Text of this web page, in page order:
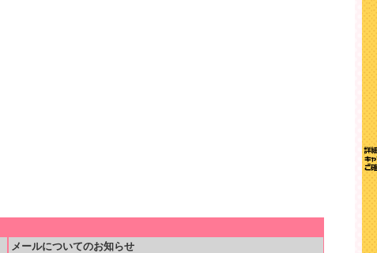
メールについてのお知らせ